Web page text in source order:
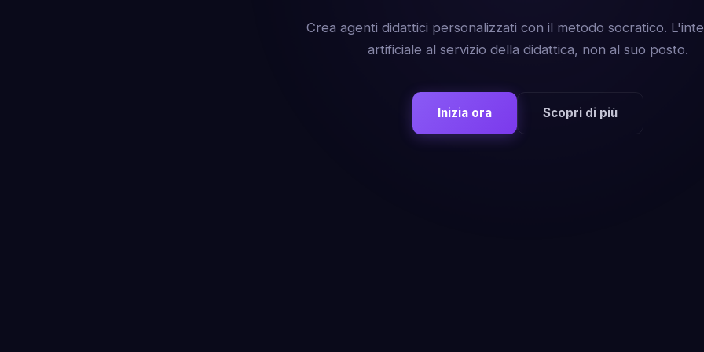
Crea agenti didattici personalizzati con il metodo socratico.
artificiale al servizio della didattica, non al suo posto.
Inizia ora Scopri di più